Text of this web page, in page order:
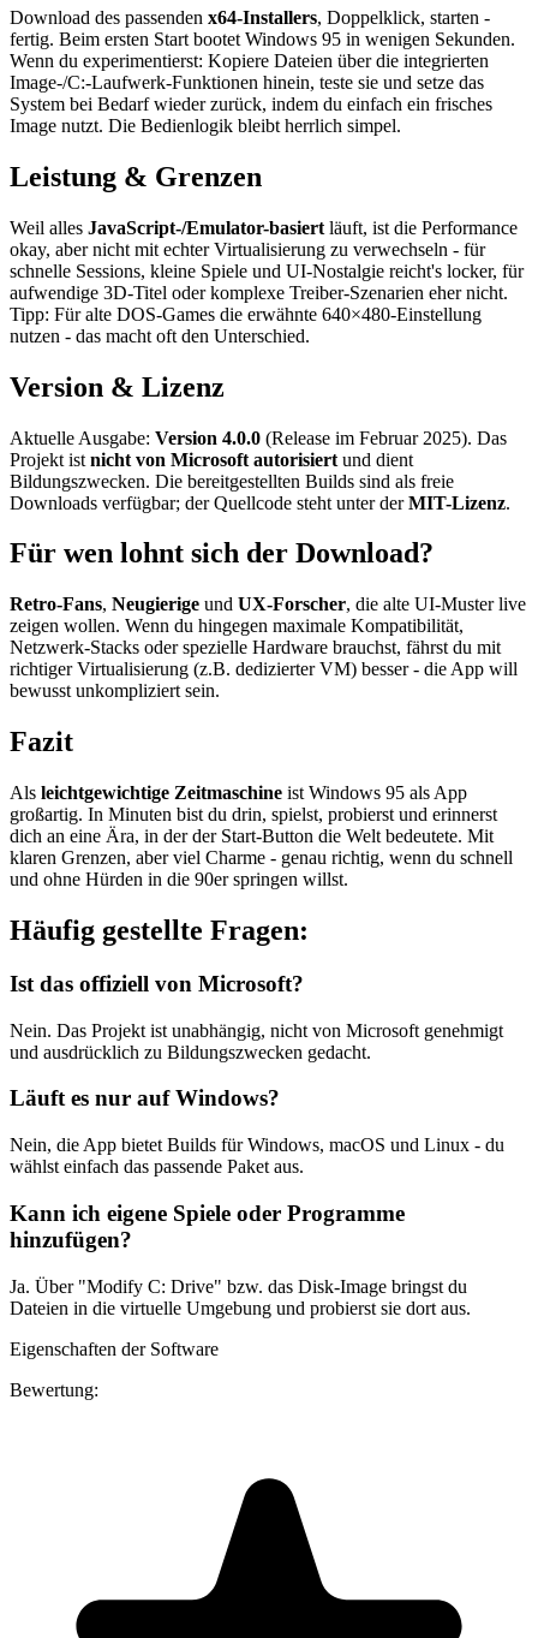
Download des passenden x64-Installers, Doppelklick, starten -
fertig. Beim ersten Start bootet Windows 95 in wenigen Sekunden.
Wenn du experimentierst: Kopiere Dateien über die integrierten
Image-/C:-Laufwerk-Funktionen hinein, teste sie und setze das
System bei Bedarf wieder zurück, indem du einfach ein frisches
Image nutzt. Die Bedienlogik bleibt herrlich simpel.
Leistung & Grenzen
Weil alles JavaScript-/Emulator-basiert läuft, ist die Performance
okay, aber nicht mit echter Virtualisierung zu verwechseln - für
schnelle Sessions, kleine Spiele und UI-Nostalgie reicht's locker, für
aufwendige 3D-Titel oder komplexe Treiber-Szenarien eher nicht.
Tipp: Für alte DOS-Games die erwähnte 640×480-Einstellung
nutzen - das macht oft den Unterschied.
Version & Lizenz
Aktuelle Ausgabe: Version 4.0.0 (Release im Februar 2025). Das
Projekt ist nicht von Microsoft autorisiert und dient
Bildungszwecken. Die bereitgestellten Builds sind als freie
Downloads verfügbar; der Quellcode steht unter derMIT-Lizenz.
Für wen lohnt sich der Download?
Retro-Fans, Neugierige und UX-Forscher, die alte UI-Muster live
zeigen wollen. Wenn du hingegen maximale Kompatibilität,
Netzwerk-Stacks oder spezielle Hardware brauchst, fährst du mit
richtiger Virtualisierung (z.B. dedizierter VM) besser - die App will
bewusst unkompliziert sein.
Fazit
Als leichtgewichtige Zeitmaschine ist Windows 95 als App
großartig. In Minuten bist du drin, spielst, probierst und erinnerst
dich an eine Ära, in der der Start-Button die Welt bedeutete. Mit
klaren Grenzen, aber viel Charme - genau richtig, wenn du schnell
und ohne Hürden in die 90er springen willst.
Häufig gestellte Fragen:
Ist das offiziell von Microsoft?
Nein. Das Projekt ist unabhängig, nicht von Microsoft genehmigt
und ausdrücklich zu Bildungszwecken gedacht.
Läuft es nur auf Windows?
Nein, die App bietet Builds für Windows, macOS und Linux - du
wählst einfach das passende Paket aus.
Kann ich eigene Spiele oder Programme
hinzufügen?
Ja. Über "Modify C: Drive" bzw. das Disk-Image bringst du
Dateien in die virtuelle Umgebung und probierst sie dort aus.
Eigenschaften der Software
Bewertung: